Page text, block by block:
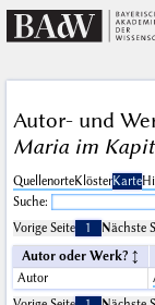
Autor- und
Maria im
QuellenorteKlösterKarte
Suche:
Vorige Seite
1 Nächste
Autor oder Werk?
Autor